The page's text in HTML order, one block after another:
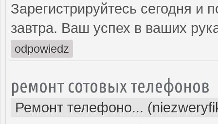
Зарегистрируйтесь сегодня и
завтра. Ваш успех в ваших
odpowiedz
ремонт сотовых телефонов
Ремонт телефоно...